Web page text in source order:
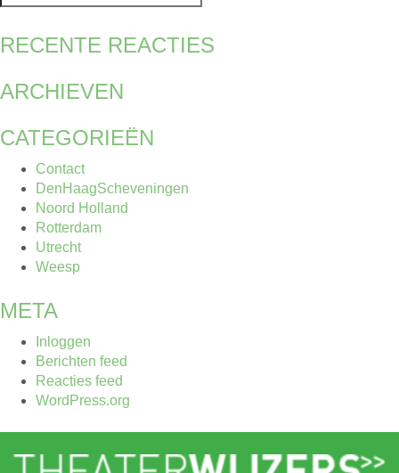
naar:
RECENTE REACTIES
ARCHIEVEN
CATEGORIEËN
Contact
DenHaagScheveningen
Noord Holland
Rotterdam
Utrecht
Weesp
META
Inloggen
Berichten feed
Reacties feed
WordPress.org